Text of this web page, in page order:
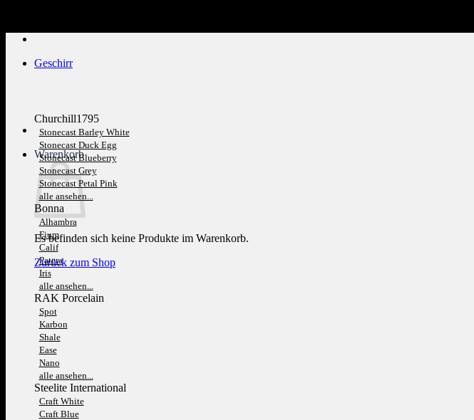
Warenkorb
Es befinden sich keine Produkte im Warenkorb.
Zurück zum Shop
Geschirr
Churchill1795
Stonecast Barley White
Stonecast Duck Egg
Stonecast Blueberry
Stonecast Grey
Stonecast Petal Pink
alle ansehen...
Bonna
Alhambra
Fium
Calif
Patera
Iris
alle ansehen...
RAK Porcelain
Spot
Karbon
Shale
Ease
Nano
alle ansehen...
Steelite International
Craft White
Craft Blue